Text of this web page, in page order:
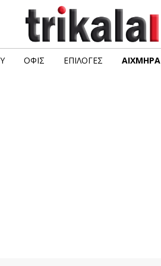
ΟΦΙΣ ΕΠΙΛΟΓΈΣ ΑΙΧΜΗΡΆ